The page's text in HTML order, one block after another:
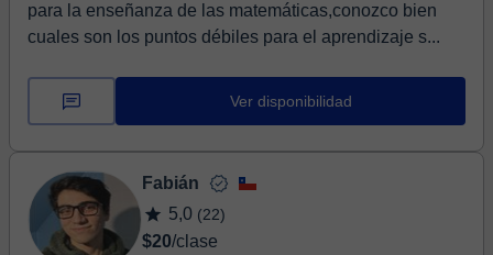
para la enseñanza de las matemáticas,conozco bien
cuales son los puntos débiles para el aprendizaje s...
Ver disponibilidad
Fabián
5,0 (22)
$20/clase